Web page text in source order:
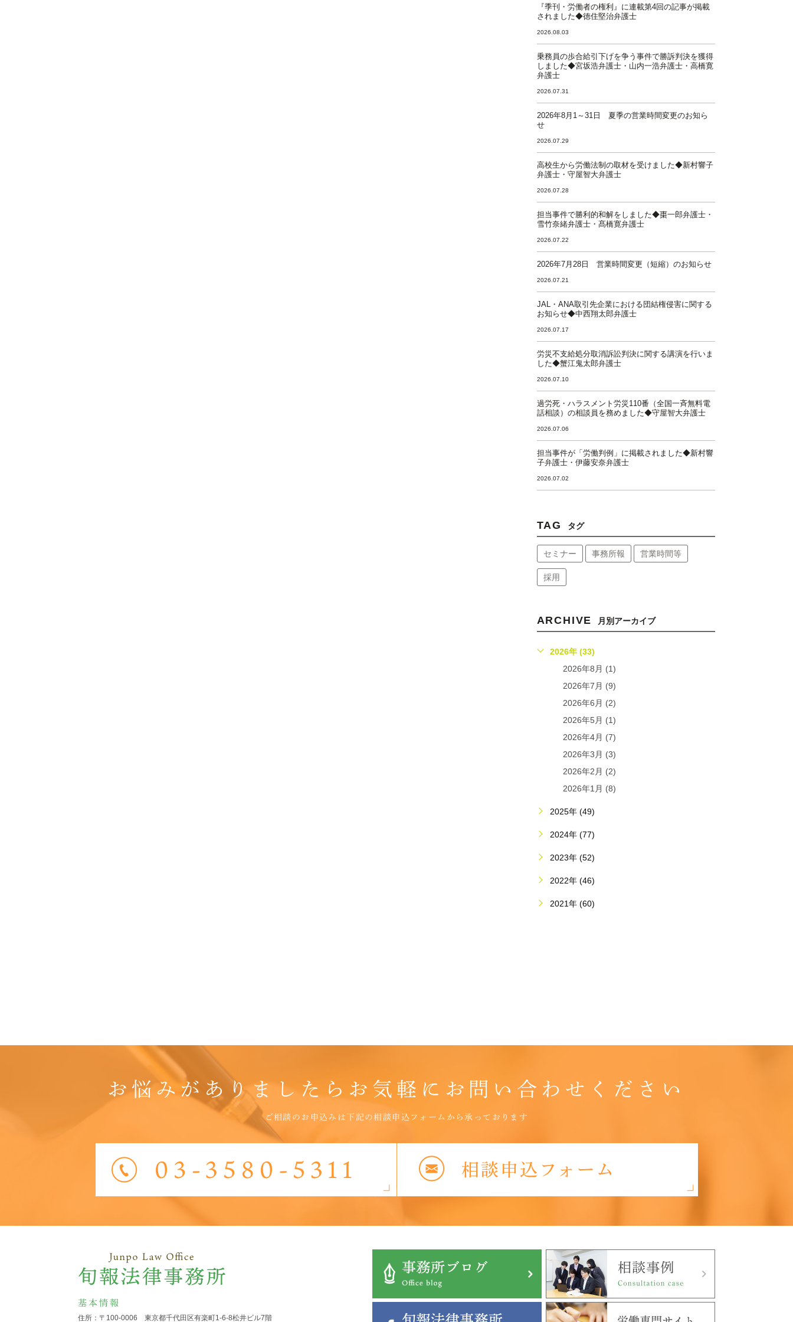
『季刊・労働者の権利』に連載第4回の記事が掲載
されました◆徳住堅治弁護士
2026.08.03
乗務員の歩合給引下げを争う事件で勝訴判決を獲得
しました◆宮坂浩弁護士・山内一浩弁護士・高橋寛
弁護士
2026.07.31
2026年8月1～31日 夏季の営業時間変更のお知ら
せ
2026.07.29
高校生から労働法制の取材を受けました◆新村響子
弁護士・守屋智大弁護士
2026.07.28
担当事件で勝利的和解をしました◆棗一郎弁護士・
雪竹奈緒弁護士・髙橋寛弁護士
2026.07.22
2026年7月28日 営業時間変更（短縮）のお知らせ
2026.07.21
JAL・ANA取引先企業における団結権侵害に関する
お知らせ◆中西翔太郎弁護士
2026.07.17
労災不支給処分取消訴訟判決に関する講演を行いま
した◆蟹江鬼太郎弁護士
2026.07.10
過労死・ハラスメント労災110番（全国一斉無料電
話相談）の相談員を務めました◆守屋智大弁護士
2026.07.06
担当事件が「労働判例」に掲載されました◆新村響
子弁護士・伊藤安奈弁護士
2026.07.02
TAG タグ
セミナー 事務所報 営業時間等
採用
ARCHIVE 月別アーカイブ
2026年 (33)
2026年8月 (1)
2026年7月 (9)
2026年6月 (2)
2026年5月 (1)
2026年4月 (7)
2026年3月 (3)
2026年2月 (2)
2026年1月 (8)
2025年 (49)
2024年 (77)
2023年 (52)
2022年 (46)
2021年 (60)
お悩みがありましたら お気軽に お問い合わせください
ご相談のお申込みは下記の相談申込フォームから承っております
基本情報
住所：〒100-0006 東京都千代田区有楽町1-6-8松井ビル7階